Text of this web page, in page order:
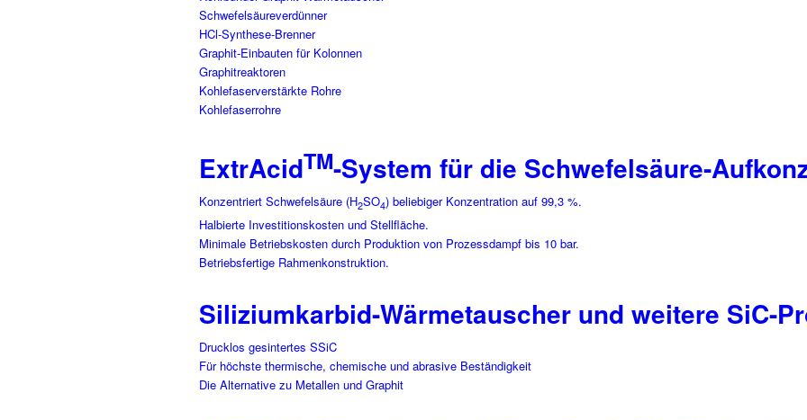
Schwefelsäureverdünner
HCl-Synthese-Brenner
Graphit-Einbauten für Kolonnen
Graphitreaktoren
Kohlefaserverstärkte Rohre
Kohlefaserrohre
ExtrAcidTM-System für die Schwefelsäure-
Konzentriert Schwefelsäure (H2SO4) beliebiger Konzentration auf 99,3 %.
Halbierte Investitionskosten und Stellfläche.
Minimale Betriebskosten durch Produktion von Prozessdampf bis 10 bar.
Betriebsfertige Rahmenkonstruktion.
Siliziumkarbid-Wärmetauscher und weitere SiC-
Drucklos gesintertes SSiC
Für höchste thermische, chemische und abrasive Beständigkeit
Die Alternative zu Metallen und Graphit